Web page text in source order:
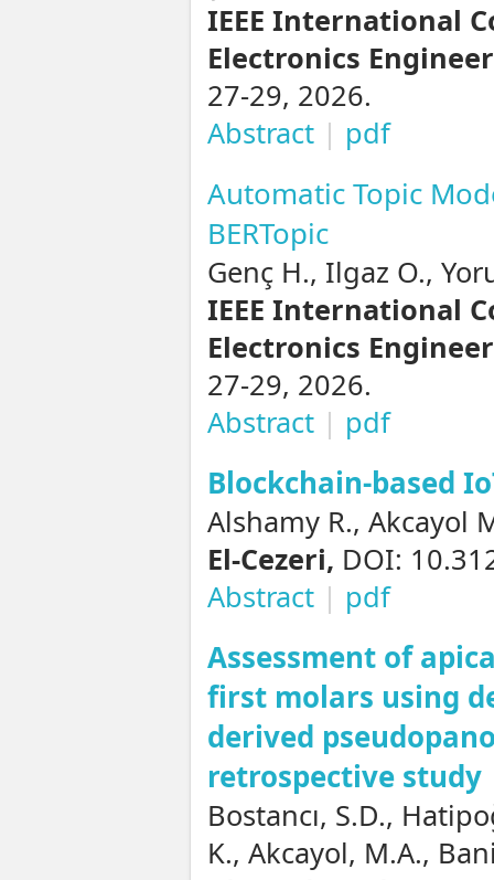
IEEE International
Electronics
27-29, 2026.
Abstract | pdf
Automatic Topic
BERTopic
Genç H., Ilgaz O.,
IEEE International
Electronics
27-29, 2026.
Abstract | pdf
Blockchain-based
Alshamy R., Akcayol
El-Cezeri, DOI:
Abstract | pdf
Assessment of
first molars using
derived
retrospective study
Bostancı, S.D.,
K., Akcayol, M.A.,